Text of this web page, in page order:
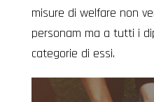
misure di welfare non
personam ma a tutti i
categorie di essi.